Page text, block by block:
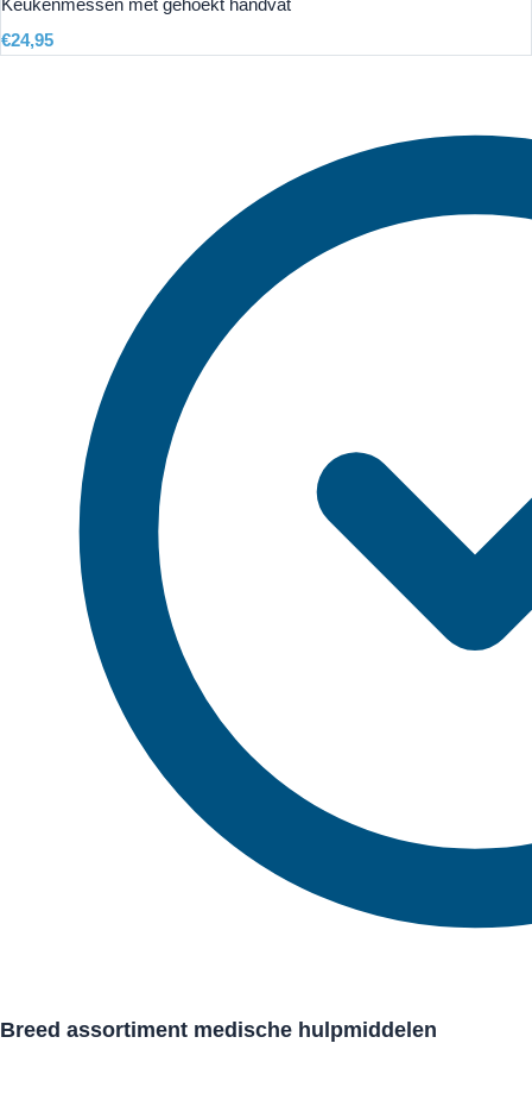
Keukenmessen met gehoekt handvat
€24,95
Breed assortiment medische hulpmiddelen